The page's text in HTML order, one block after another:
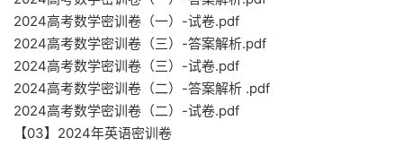
2024高考数学密训卷（一）-试卷.pdf
2024高考数学密训卷（三）-答案解析.pdf
2024高考数学密训卷（三）-试卷.pdf
2024高考数学密训卷（二）-答案解析 .pdf
2024高考数学密训卷（二）-试卷.pdf
【03】2024年英语密训卷